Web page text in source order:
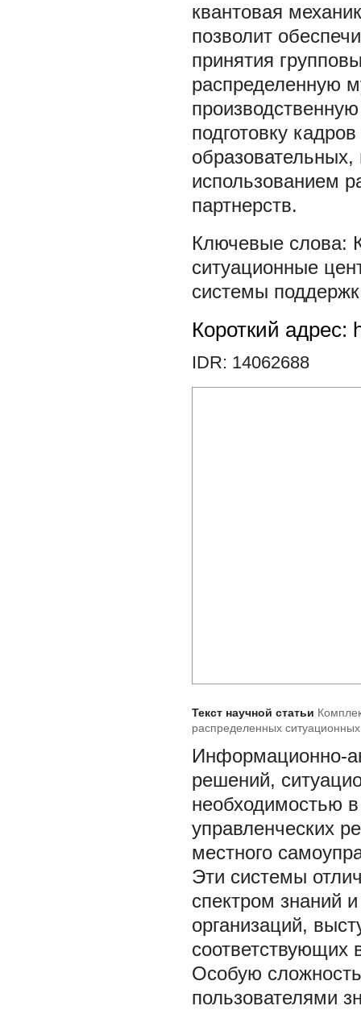
квантовая
позволит
принятия
распределенную
подготовку
образовательных,
использованием
партнерств.
ситуационные
системы
Короткий адрес:
IDR: 14062688
Текст научной статьи
распределенных
Информационно-
решений,
необходимостью в
управленческих
местного
Эти системы
спектром знаний
организаций,
соответствующих
Особую
пользователями